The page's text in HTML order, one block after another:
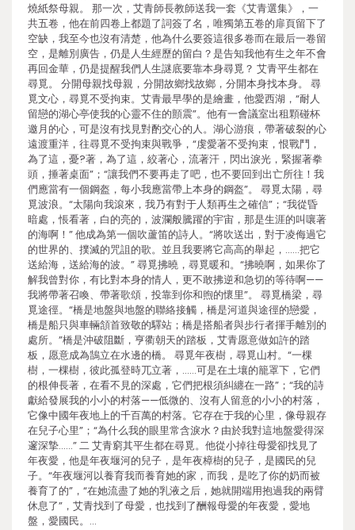
燒紙祭母親。 那一次，艾青師長教師送我一套《艾青選集》，一
共五卷，他在前四卷上都題了詞簽了名，唯獨第五卷的扉頁留下了
空缺，我至今也沒有清楚，他為什么要簽這很多卷而在最后一卷留
空，是離別廣告，仍是人生經歷的留白？是告知我他有生之年不會
再回金華，仍是提醒我們人生謎底要靠本身尋覓？ 艾青平生都在
尋覓。 分開母親找母親，分開故鄉找故鄉，分開本身找本身。 尋
覓文心，尋覓不受拘束。艾青最早學的是繪畫，他愛西湖，“耐人
留戀的湖心亭使我的心靈不住的顫震”。他有一會議室出租顆碰杯
邀月的心，可是沒有找見對酌交心的人。湖心游痕，帶著破裂的心
遠渡重洋，往尋覓不受拘束與戰爭，“虔愛著不受拘束，恨戰鬥，
為了這，憂?著，為了這，絞著心，流著汗，閃出淚光，緊握著拳
頭，捶著桌面”；“讓我們不要再走了吧，也不要回到出亡所往！我
們應當有一個鋼盔，每小我應當帶上本身的鋼盔”。 尋覓太陽，尋
覓波浪。“太陽向我滾來，我乃有對于人類再生之確信”；“我從昏
暗處，悵看著，白的亮的，波瀾般騰躍的宇宙，那是生涯的叫嚷著
的海啊！” 他成為第一個吹蘆笛的詩人。“將吹送出，對于凌侮過它
的世界的、撲滅的咒詛的歌。並且我要將它高高的舉起，……把它
送給海，送給海的波。” 尋覓拂曉，尋覓暖和。“拂曉啊，如果你了
解我曾對你，有比對本身的情人，更不敢拂逆和急切的等待啊——
我將帶著召喚、帶著歌頌，投靠到你和煦的懷里”。 尋覓橋梁，尋
覓途徑。“橋是地盤與地盤的聯絡接觸，橋是河道與途徑的戀愛，
橋是船只與車輛頷首致敬的驛站；橋是搭船者與步行者揮手離別的
處所。”橋是沖破阻斷，亨衢朝天的踏板，艾青愿意做如許的踏
板，愿意成為鵠立在水邊的橋。 尋覓年夜樹，尋覓山村。“一棵
樹，一棵樹，彼此孤登時兀立著，……可是在土壤的籠罩下，它們
的根伸長著，在看不見的深處，它們把根須糾纏在一路”；“我的詩
獻給發展我的小小的村落——低微的、沒有人留意的小小的村落，
它像中國年夜地上的千百萬的村落。它存在于我的心里，像母親存
在兒子心里”；“為什么我的眼里常含淚水？由於我對這地盤愛得深
邃深摯……” 二 艾青窮其平生都在尋覓。他從小掉往母愛卻找見了
年夜愛，他是年夜堰河的兒子，是年夜樟樹的兒子，是國民的兒
子。“年夜堰河以養育我而養育她的家，而我，是吃了你的奶而被
養育了的”，“在她流盡了她的乳液之后，她就開端用抱過我的兩臂
休息了”，艾青找到了母愛，也找到了酬報母愛的年夜愛，愛地
盤，愛國民。…